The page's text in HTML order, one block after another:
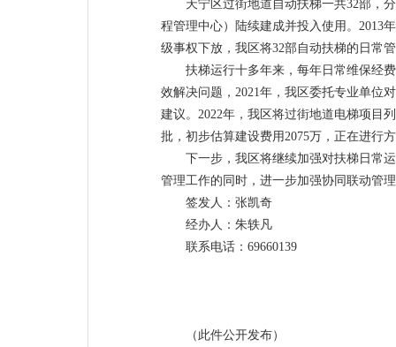
天宁区过街地道自动扶梯一共32部，
程管理中心）陆续建成并投入使用。2013
级事权下放，我区将32部自动扶梯的日常
扶梯运行十多年来，每年日常维保经
效解决问题，2021年，我区委托专业单位
建议。2022年，我区将过街地道电梯项目
批，初步估算建设费用2075万，正在进行
下一步，我区将继续加强对扶梯日常
管理工作的同时，进一步加强协同联动管
签发人：张凯奇
经办人：朱轶凡
联系电话：69660139
（此件公开发布）